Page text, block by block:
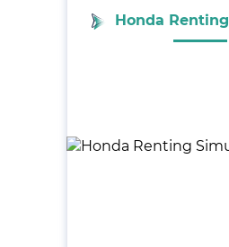
Honda